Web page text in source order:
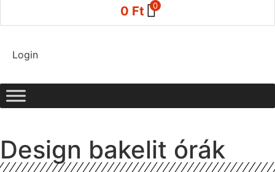
0 Ft 0
Login
Design bakelit órák